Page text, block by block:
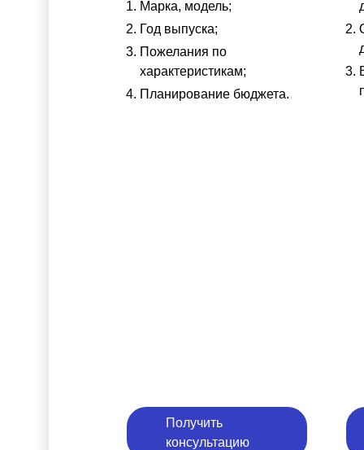
Марка, модель;
Год выпуска;
Пожелания по
характеристикам;
Планирование бюджета.
Получить
консультацию